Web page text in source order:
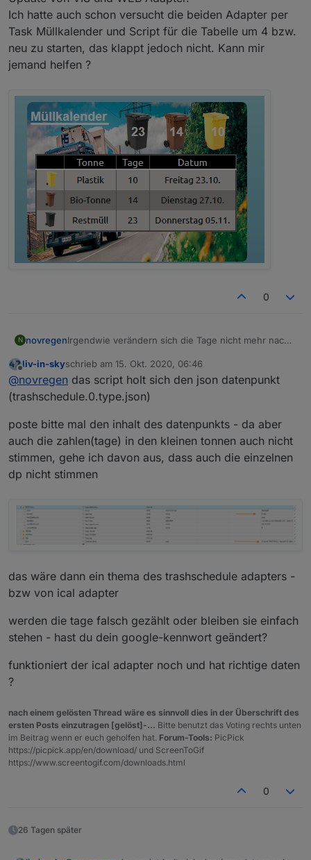
das wenn man Papiertonne etc nicht füllt, das es
dann kommt....
Egal jetzt funktioniert es. Danke das du mir geholfen
hast.
Ich hatte auch schon versucht die beiden Adapter per
Task Müllkalender und Script für die Tabelle um 4 bzw.
neu zu starten, das klappt jedoch nicht. Kann mir
jemand helfen ?
0
N novregenIrgendwie verändern sich die Tage nicht mehr nach
Ich hatte auch schon versucht die beiden Adapter
per Task Müllkalender und Script für die Tabelle um
4 bzw. neu zu starten, das klappt jedoch nicht. Kann
mir jemand helfen ?
liv-in-skyschrieb am 15. Okt. 2020, 06:46
zuletzt editiert von
@novregen das script holt sich den json datenpunkt
(trashschedule.0.type.json)
poste bitte mal den inhalt des datenpunkts - da aber
auch die zahlen(tage) in den kleinen tonnen auch nicht
stimmen, gehe ich davon aus, dass auch die einzelnen
dp nicht stimmen
das wäre dann ein thema des trashschedule adapters -
bzw von ical adapter
werden die tage falsch gezählt oder bleiben sie einfach
stehen - hast du dein google-kennwort geändert?
funktioniert der ical adapter noch und hat richtige daten
?
nach einem gelösten Thread wäre es sinnvoll dies in der Überschrift des
ersten Posts einzutragen [gelöst]-... Bitte benutzt das Voting rechts unten
im Beitrag wenn er euch geholfen hat. Forum-Tools: PicPick
https://picpick.app/en/download/ und ScreenToGif
https://www.screentogif.com/downloads.html
0
26 Tagen später